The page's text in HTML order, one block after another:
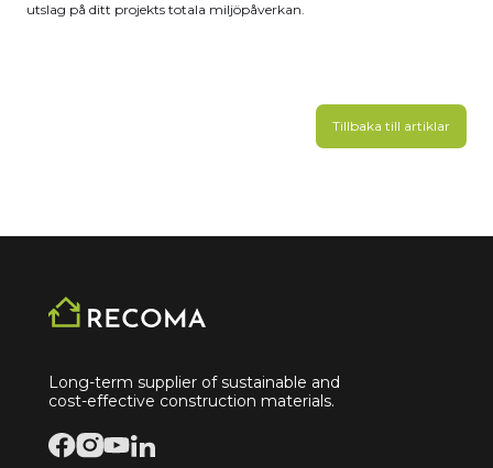
utslag på ditt projekts totala miljöpåverkan.
Tillbaka till artiklar
Long-term supplier of sustainable and
cost-effective construction materials.